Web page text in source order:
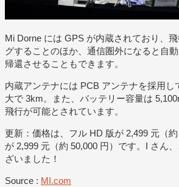
Mi Dorne には GPS が内蔵されており、
グすることのほか、通信圏外になると自
帰還させることもできます。
内蔵アンテナには PCB アンテナを採用し
大で 3km。また、バッテリー容量は
飛行が可能とされています。
更新：価格は、フル HD 版が 2,499 元（
が 2,999 元（約 50,000 円）です。I さん
ざいました！
Source : MI.com